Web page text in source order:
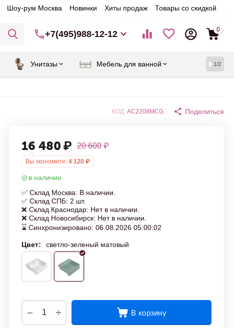
Шоу-рум Москва Новинки Хиты продаж Товары со скидкой
+7(495)988-12-12 0
Унитазы Мебель для ванной 1/2
КОД: AC2208MCG Поделиться
16 480 ₽ 20 600 ₽
Вы экономите: 4 120 ₽
в наличии
✅ Склад Москва: В наличии.
✅ Склад СПБ: 2 шт.
❌ Склад Краснодар: Нет в наличии.
❌ Склад Новосибирск: Нет в наличии.
⌛ Синхронизировано: 06.08.2026 05:00:02
Цвет: светло-зеленый матовый
+
− В корзину